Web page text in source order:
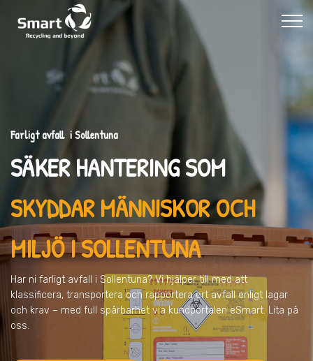
Farligt avfall i Sollentuna
SÄKER HANTERING SOM
SKYDDAR MÄNNISKOR OCH
MILJÖI SOLLENTUNA
Har ni farligt avfall i Sollentuna? Vi hjälper till med att
klassificera, transportera och rapportera ert avfall enligt lagar
och krav – med full spårbarhet via kundportalen eSmart. Lita på
oss.